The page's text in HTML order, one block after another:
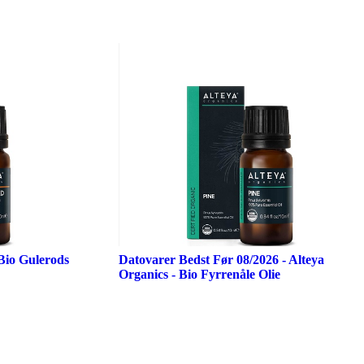
Gulerods
Datovarer Bedst Før 08/2026 - Alteya
Organics - Bio Fyrrenåle Olie